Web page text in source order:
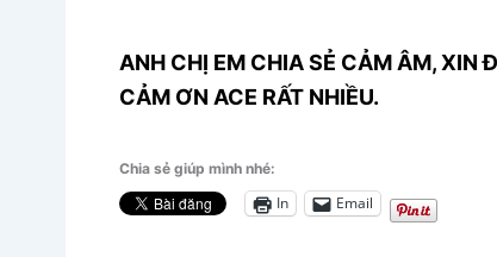
ANH CHỊ EM CHIA SẺ CẢM ÂM, XIN
CẢM ƠN ACE RẤT NHIỀU.
Chia sẻ giúp mình nhé:
In Email